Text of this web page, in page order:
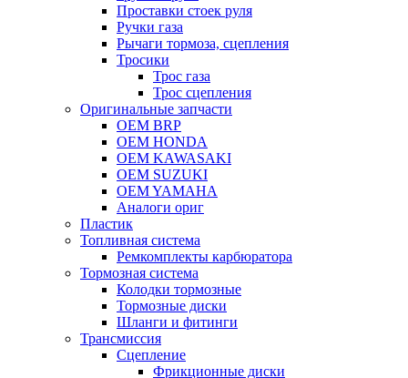
Проставки стоек руля
Ручки газа
Рычаги тормоза, сцепления
Тросики
Трос газа
Трос сцепления
Оригинальные запчасти
OEM BRP
OEM HONDA
OEM KAWASAKI
OEM SUZUKI
OEM YAMAHA
Аналоги ориг
Пластик
Топливная система
Ремкомплекты карбюратора
Тормозная система
Колодки тормозные
Тормозные диски
Шланги и фитинги
Трансмиссия
Cцепление
Фрикционные диски